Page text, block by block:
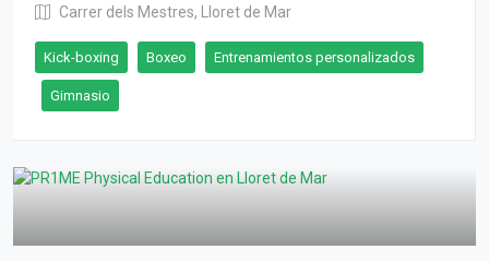
Carrer dels Mestres, Lloret de Mar
Kick-boxing Boxeo Entrenamientos personalizados
Gimnasio